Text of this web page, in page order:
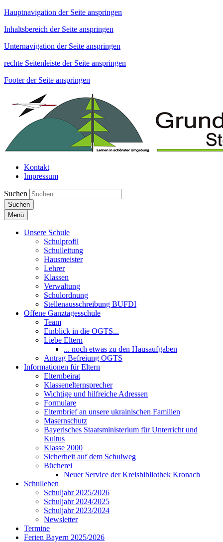
Hauptnavigation der Seite anspringen
Inhaltsbereich der Seite anspringen
Unternavigation der Seite anspringen
rechte Seitenleiste der Seite anspringen
Footer der Seite anspringen
Kontakt
Impressum
Suchen
Suchen
Menü
Unsere Schule
Schulprofil
Schulleitung
Hausmeister
Lehrer
Klassen
Verwaltung
Schulordnung
Stellenausschreibung BUFDI
Offene Ganztagesschule
Team
Einblick in die OGTS...
Liebe Eltern
... noch etwas zu den Hausaufgaben
Antrag Befreiung OGTS
Informationen für Eltern
Elternbeirat
Klassenelternsprecher
Wichtige und hilfreiche Adressen
Formulare
Elternbrief an unsere ukrainischen Familien
Masernschutz
Bayerisches Staatsministerium für Unterricht und
Kultus
Klasse 2000
Sicherheit auf dem Schulweg
Bücherei
Neuer Service der Kreisbibliothek Kronach
Schulleben
Schuljahr 2025/2026
Schuljahr 2024/2025
Schuljahr 2023/2024
Newsletter
Termine
Ferien Bayern 2025/2026